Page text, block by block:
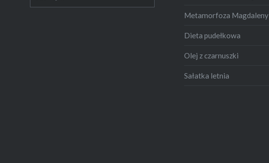
Metamorfoza Magdaleny
Dieta pudełkowa
Olej z czarnuszki
Sałatka letnia